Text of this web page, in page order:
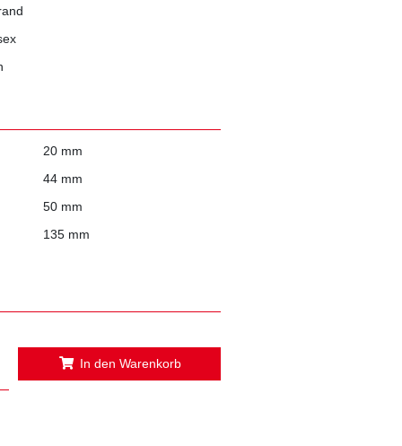
20 mm
44 mm
50 mm
135 mm
In den Warenkorb